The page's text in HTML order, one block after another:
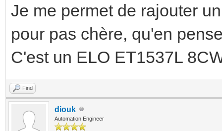
Je me permet de rajouter
pour pas chère, qu'en
C'est un ELO ET1537L
Find
diouk
Automation Engineer